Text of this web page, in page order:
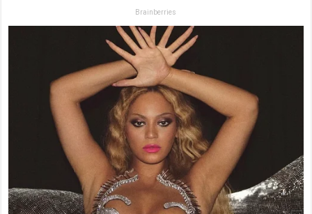
Brainberries